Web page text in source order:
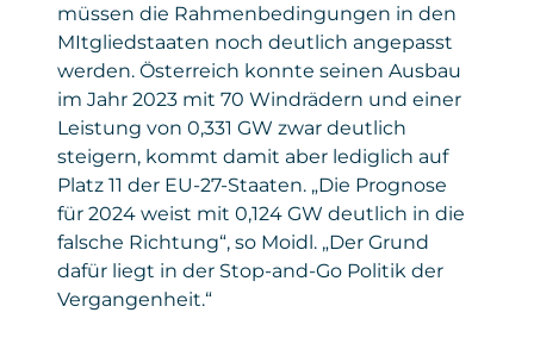
müssen die Rahmenbedingungen in den
MItgliedstaaten noch deutlich angepasst
werden. Österreich konnte seinen Ausbau
im Jahr 2023 mit 70 Windrädern und einer
Leistung von 0,331 GW zwar deutlich
steigern, kommt damit aber lediglich auf
Platz 11 der EU-27-Staaten. „Die Prognose
für 2024 weist mit 0,124 GW deutlich in die
falsche Richtung“, so Moidl. „Der Grund
dafür liegt in der Stop-and-Go Politik der
Vergangenheit.“